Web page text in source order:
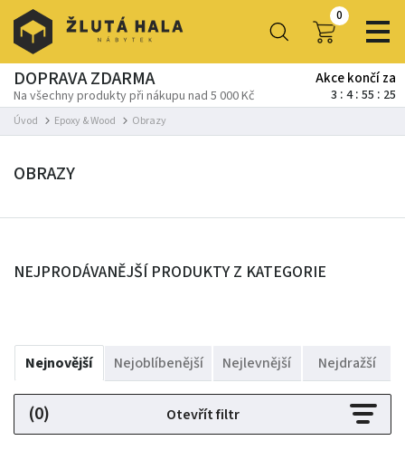
0
DOPRAVA ZDARMA
Na všechny produkty při nákupu nad 5 000 Kč
Akce končí za
3 4 55 25
Úvod Epoxy & Wood Obrazy
OBRAZY
NEJPRODÁVANĚJŠÍ PRODUKTY Z KATEGORIE
Nejnovější Nejoblíbenější Nejlevnější Nejdražší
(0) Otevřít filtr